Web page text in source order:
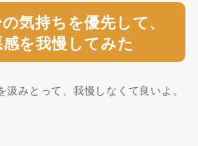
気持ちを優先して、
を我慢してみた
みとって、我慢しなくて良いよ。